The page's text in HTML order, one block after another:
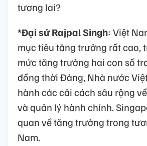
tương lai?
*Đại sứ Rajpal Singh: Việt
mục tiêu tăng trưởng rất cao,
mức tăng trưởng hai con số
đồng thời Đảng, Nhà nước
hành các cải cách sâu rộng
và quản lý hành chính.
quan về tăng trưởng trong
Nam.